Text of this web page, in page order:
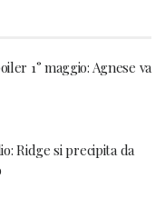
1° maggio: Agnese va
Ridge si precipita da